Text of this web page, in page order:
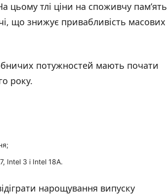
цьому тлі ціни на споживчу пам’ять
що знижує привабливість масових
потужностей мають почати
року.
Intel 3 і Intel 18A.
нарощування випуску